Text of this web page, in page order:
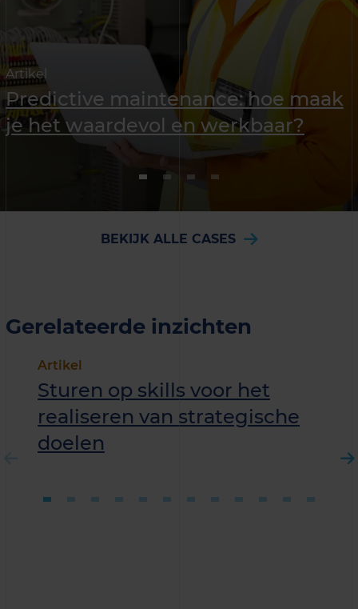
Artikel
Predictive maintenance: hoe maak
je het waardevol en werkbaar?
BEKIJK ALLE CASES
Gerelateerde inzichten
Artikel
Sturen op skills voor het
realiseren van strategische
doelen